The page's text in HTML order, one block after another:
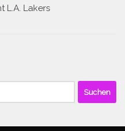
L.A. Lakers